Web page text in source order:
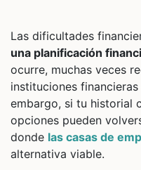
Las dificultades
una planificación
ocurre, muchas veces
instituciones
embargo, si tu historial
opciones pueden
donde las casas de
alternativa viable.